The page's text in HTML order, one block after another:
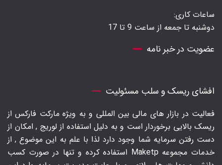
ساعات کاری:
دوشنبه تا جمعه از ساعت 9 تا 17
عضویت در خبر نامه
افشای ریسک و سلب مسئولیت
فعالیت در بازار های مالی بین المللی و به ویژه مارکت فارکس از
ریسک بالایی برخوردار است و به دلیل استفاده از لوریج , امکان از
دست رفتن سرمایه شما وجود دارد لذا با علم به این موضوع , از
خدمات مجموعه Maketp استفاده کرده و تنها در صورت کسب